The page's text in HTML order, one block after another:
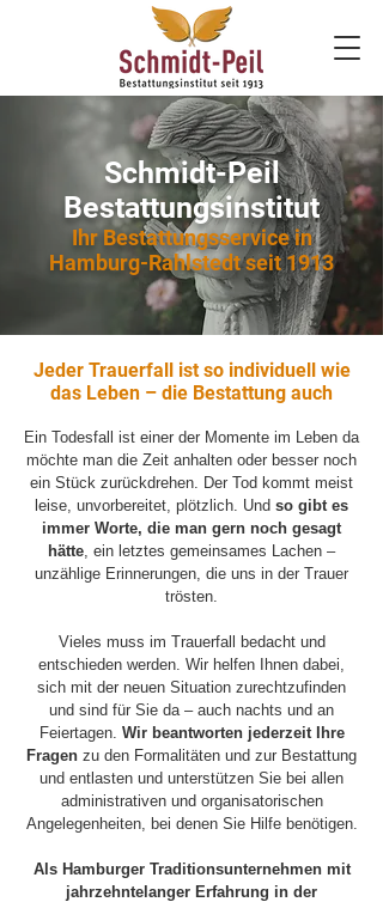
Schmidt-Peil
Bestattungs­institut
Ihr Bestattungsservice in
Hamburg-Rahlstedt seit 1913
Jeder Trauerfall ist so individuell wie
das Leben – die Bestattung auch
Ein Todesfall ist einer der Momente im Leben da
möchte man die Zeit anhalten oder besser noch
ein Stück zurückdrehen. Der Tod kommt meist
leise, unvorbereitet, plötzlich. Und so gibt es
immer Worte, die man gern noch gesagt
hätte, ein letztes gemeinsames Lachen –
unzählige Erinnerungen, die uns in der Trauer
trösten.
Vieles muss im Trauerfall bedacht und
entschieden werden. Wir helfen Ihnen dabei,
sich mit der neuen Situation zurechtzufinden
und sind für Sie da – auch nachts und an
Feiertagen. Wir beantworten jederzeit Ihre
Fragen zu den Formalitäten und zur Bestattung
und entlasten und unterstützen Sie bei allen
administrativen und organisatorischen
Angelegenheiten, bei denen Sie Hilfe benötigen.
Als Hamburger Traditionsunternehmen mit
jahrzehntelanger Erfahrung in der